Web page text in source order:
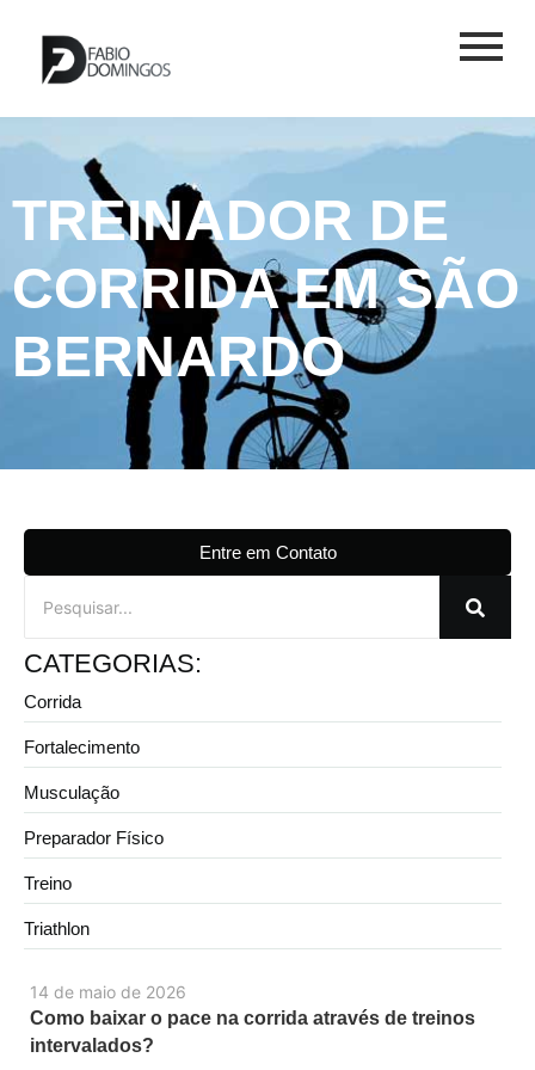
TREINADOR DE
CORRIDA EM SÃO
BERNARDO
14 de maio de 2026
Como baixar o pace na corrida através de treinos
intervalados?
Entre em Contato
CATEGORIAS:
Corrida
Fortalecimento
Musculação
Preparador Físico
Treino
Triathlon